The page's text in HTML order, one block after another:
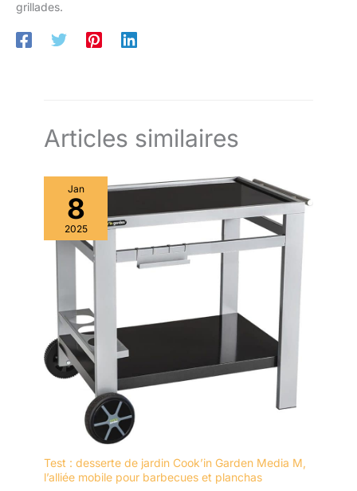
grillades.
Articles similaires
Jan
8
2025
Test : desserte de jardin Cook’in Garden Media M,
l’alliée mobile pour barbecues et planchas